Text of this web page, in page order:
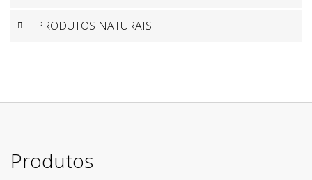
PRODUTOS NATURAIS
Produtos